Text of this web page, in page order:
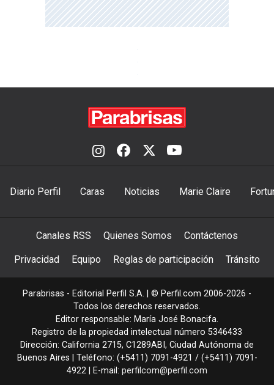
Diario Perfil Caras Noticias Marie Claire
Canales RSS Quienes Somos Contáctenos
Privacidad Equipo Reglas de participación Tránsito
Parabrisas - Editorial Perfil S.A. | © Perfil.com 2006-2026 -
Todos los derechos reservados.
Editor responsable: María José Bonacifa.
Registro de la propiedad intelectual número 5346433
Dirección: California 2715, C1289ABI , Ciudad Autónoma de
Buenos Aires | Teléfono: (+5411) 7091-4921 / (+5411) 7091-
4922 | E-mail: perfilcom@perfil.com